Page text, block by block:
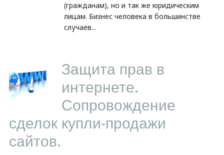
(гражданам), но и так же юридическим
лицам. Бизнес человека в большинстве
случаев...
Защита прав в
интернете.
Сопровождение
сделок купли-продажи
сайтов.